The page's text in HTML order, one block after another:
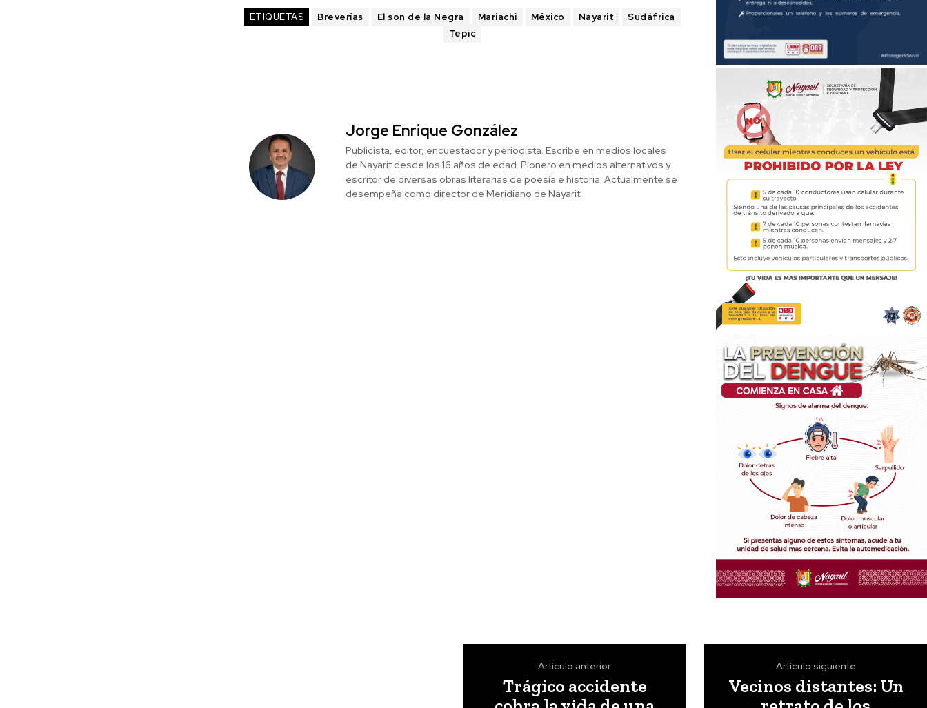
ETIQUETAS Breverías El son de la Negra Mariachi México Nayarit
Sudáfrica
Tepic
Jorge Enrique González
Publicista, editor, encuestador y periodista. Escribe en medios locales
de Nayarit desde los 16 años de edad. Pionero en medios alternativos y
escritor de diversas obras literarias de poesía e historia. Actualmente se
desempeña como director de Meridiano de Nayarit.
Artículo anterior
Trágico accidente
Artículo siguiente
Vecinos distantes: Un